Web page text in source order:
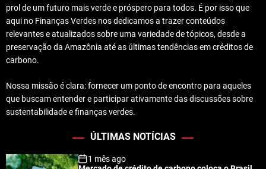
prol de um futuro mais verde e próspero para todos. É por isso que
aqui no Finanças Verdes nos dedicamos a trazer conteúdos
relevantes e atualizados sobre uma variedade de tópicos, desde a
preservação da Amazônia até as últimas tendências em créditos de
carbono.
Nossa missão é clara: fornecer um ponto de encontro para aqueles
que buscam entender e participar ativamente das discussões sobre
sustentabilidade e finanças verdes.
ÚLTIMAS NOTÍCIAS
1 mês ago